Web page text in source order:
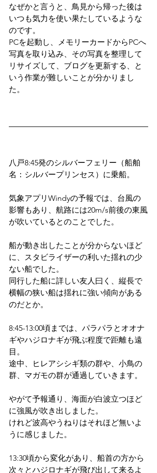
なぜかと言うと、鳥見から帰った後は
いつも気力を使い果たしているような
のです。
PCを起動し、メモリーカードからPCへ
写真を取り込み、その写真を整理して
リサイズして、ブログを更新する、と
いう作業が難しいことが分かりまし
た。
八戸8:45発のシルバーフェリー（船舶
名：シルバープリンセス）に乗船。
気象アプリWindyの予報では、台風の
影響もあり、航路には20m/s前後の東風
が吹いているとのことでした。
船が動き出したことが分からないほど
に、スタビライザーの利いた揺れの少
ない船でした。
同行した船に詳しい友人曰く、縦長で
横幅の狭い船は揺れに強い傾向がある
のだとか。
8:45-13:00頃までは、パラパラとオオナ
ギやハジロナギが飛ぶ程度で距離も遠
目。
途中、ヒレアシシギ類の群や、小鳥の
群、マガモの群が通過していきます。
やがて予報通り、海面が白波立つほど
に強風が吹き出しました。
けれど波高やうねりはそれほど無いよ
うに感じました。
13:30頃から変化があり、船首の方から
次々とハジロナギが飛び出して来るよ